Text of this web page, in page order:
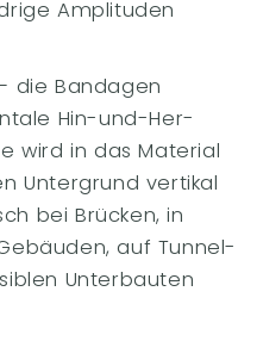
Amplituden
die Bandagen
Hin-und-Her-
wird in das Material
Untergrund vertikal
bei Brücken, in
auf Tunnel-
Unterbauten